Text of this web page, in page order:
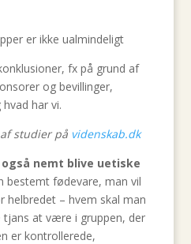
er ikke ualmindeligt
fx på grund af
og bevillinger,
har vi.
studier på videnskab.dk
nemt blive uetiske
bestemt fødevare, man vil
helbredet – hvem skal man
tjans at være i gruppen, der
er kontrollerede,